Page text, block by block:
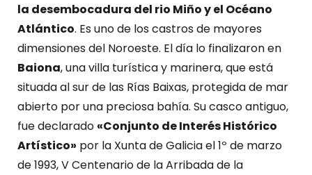
la desembocadura del rio Miño y el Océano
Atlántico. Es uno de los castros de mayores
dimensiones del Noroeste. El día lo finalizaron en
Baiona, una villa turística y marinera, que está
situada al sur de las Rías Baixas, protegida de mar
abierto por una preciosa bahía. Su casco antiguo,
fue declarado «Conjunto de Interés Histórico
Artístico» por la Xunta de Galicia el 1º de marzo
de 1993, V Centenario de la Arribada de la